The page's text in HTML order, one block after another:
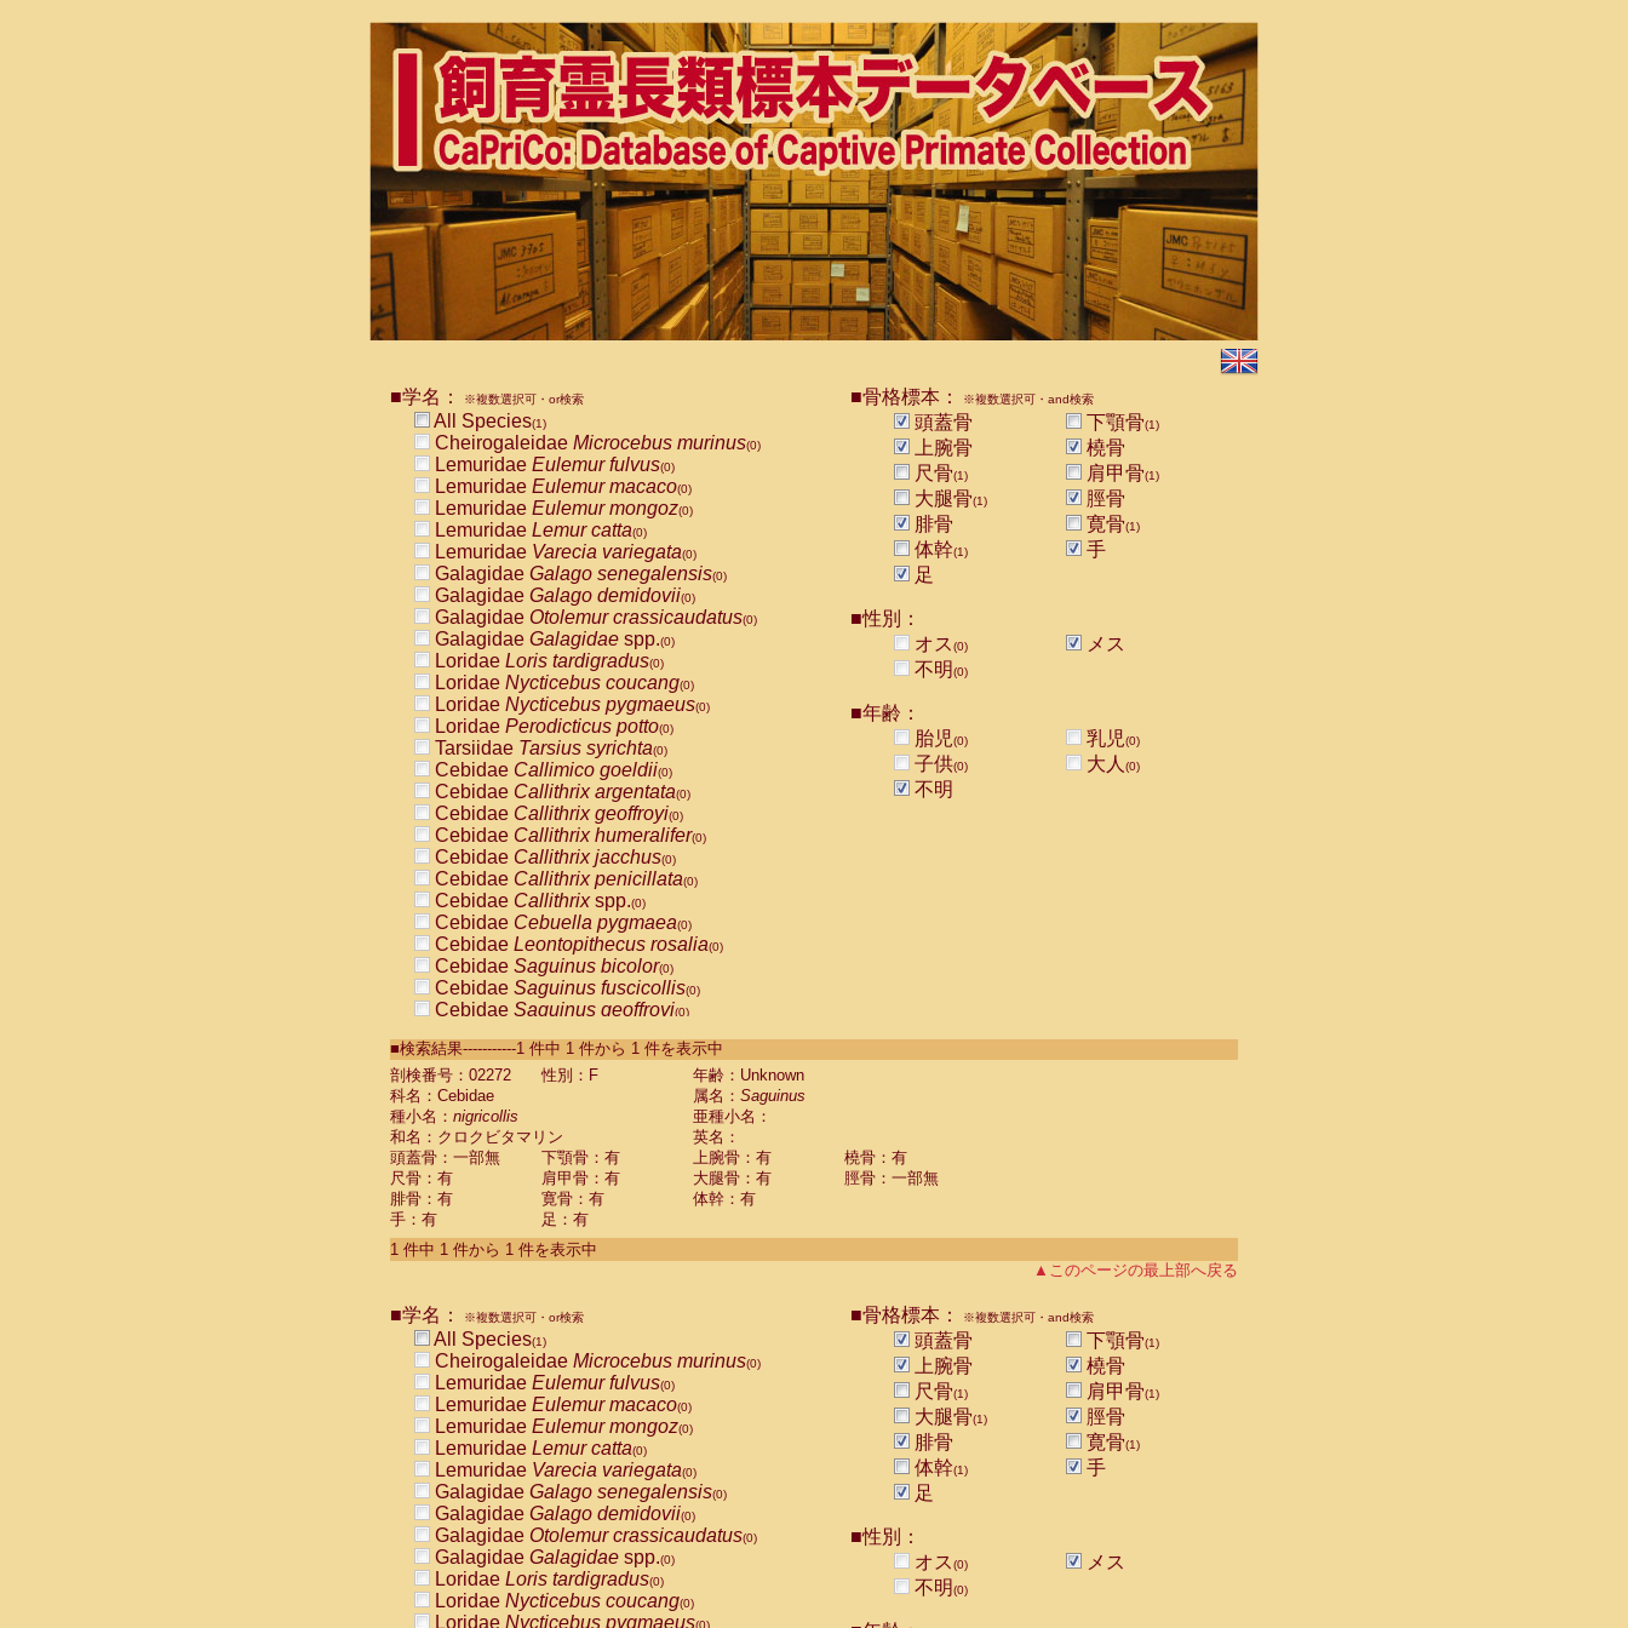
■学名： ※複数選択可・or検索
All Species(1)
Cheirogaleidae Microcebus murinus(0)
Lemuridae Eulemur fulvus(0)
Lemuridae Eulemur macaco(0)
Lemuridae Eulemur mongoz(0)
Lemuridae Lemur catta(0)
Lemuridae Varecia variegata(0)
Galagidae Galago senegalensis(0)
Galagidae Galago demidovii(0)
Galagidae Otolemur crassicaudatus(0)
Galagidae Galagidae spp.(0)
Loridae Loris tardigradus(0)
Loridae Nycticebus coucang(0)
Loridae Nycticebus pygmaeus(0)
Loridae Perodicticus potto(0)
Tarsiidae Tarsius syrichta(0)
Cebidae Callimico goeldii(0)
Cebidae Callithrix argentata(0)
Cebidae Callithrix geoffroyi(0)
Cebidae Callithrix humeralifer(0)
Cebidae Callithrix jacchus(0)
Cebidae Callithrix penicillata(0)
Cebidae Callithrixspp.(0)
Cebidae Cebuella pygmaea(0)
Cebidae Leontopithecus rosalia(0)
Cebidae Saguinus bicolor(0)
Cebidae Saguinus fuscicollis(0)
Cebidae Saguinus geoffroyi(0)
CebidaeSaguinus labiatus(0)
Cebidae Saguinus leucopus (0)
Cebidae
CebidaeSaguinus mystax
CebidaeSaguinus nigricollis (1)
Cebidae Saguinus oedipus
Cebidae Saguinus weddelli
Cebidae Saguinusspp.
Cebidae Aotus trivirgatus
Cebidae Cebus albifrons
CebidaeCebus nigrivittatus
CebidaeCebus
CebidaeSaimiri boliviensis(0)
CebidaeSaimiri sciureus(0)
AtelidaeAlouatta caraya(0)
AtelidaeAlouatta fusca(0)
AtelidaeAlouatta seniculus
AtelidaeAlouattaspp.(0)
AtelidaeAteles belzebuth(0)
AtelidaeAteles geoffroyi(0)
AtelidaeAteles paniscus(0)
AtelidaeAtelesspp.(0)
Atelidae Lagothrix lagothricha
AtelidaeLagothrix lagothricha cana
PitheciidaeCacajao calvus rubicundus
■骨格標本： ※複数選択可・and検索
頭蓋骨 下顎骨(1)
上腕骨
橈骨
尺骨(1) 肩甲骨(1)
大腿骨(1)
脛骨
腓骨
寛骨(1)
体幹(1)
手
足
■性別：
オス(0)
メス
不明(0)
■年齢：
胎児(0) 乳児(0)
子供(0) 大人 (0)
不明
■検索結果-----------1 件中 1 件から 1 件を表示中
剖検番号：02272
性別：F
年齢：Unknown
科名：Cebidae
属名： Saguinus
種小名： nigricollis
亜種小名：
和名：クロクビタマリン
英名：
頭蓋骨：一部無
下顎骨：有 上腕骨：有
橈骨：有
尺骨：有
肩甲骨：有 大腿骨：有
脛骨：一部無
腓骨：有
寛骨：有
体幹：有
手：有
足：有
1 件中 1 件から 1 件を表示中
▲このページの最上部へ戻る
■学名： ※複数選択可・or検索
All Species(1)
Cheirogaleidae Microcebus murinus(0)
Lemuridae Eulemur fulvus(0)
Lemuridae Eulemur macaco(0)
Lemuridae Eulemur mongoz(0)
Lemuridae Lemur catta(0)
Lemuridae Varecia variegata(0)
Galagidae Galago senegalensis(0)
Galagidae Galago demidovii(0)
Galagidae Otolemur crassicaudatus(0)
Galagidae Galagidae spp.(0)
Loridae Loris tardigradus(0)
Loridae Nycticebus coucang(0)
Loridae Nycticebus pygmaeus(0)
■骨格標本： ※複数選択可・and検索
頭蓋骨 下顎骨(1)
上腕骨
橈骨
尺骨(1) 肩甲骨(1)
大腿骨(1)
脛骨
腓骨
寛骨(1)
体幹(1)
手
足
■性別：
オス(0)
メス
不明(0)